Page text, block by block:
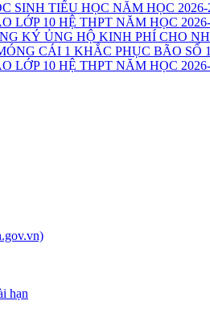
CÁI 1 KHẮC PHỤC BÃO SỐ 1